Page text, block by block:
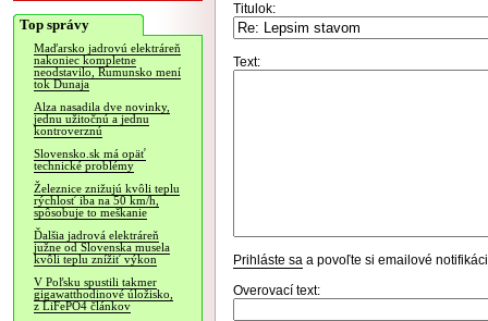
Top správy
Maďarsko jadrovú elektráreň
nakoniec kompletne
neodstavilo, Rumunsko mení
tok Dunaja
Alza nasadila dve novinky,
jednu užitočnú a jednu
kontroverznú
Slovensko.sk má opäť
technické problémy
Železnice znižujú kvôli teplu
rýchlosť iba na 50 km/h,
spôsobuje to meškanie
Ďalšia jadrová elektráreň
južne od Slovenska musela
kvôli teplu znížiť výkon
V Poľsku spustili takmer
gigawatthodinové úložisko,
z LiFePO4 článkov
Titulok:
Text:
Prihláste sa a povoľte si emailové
Overovací text: